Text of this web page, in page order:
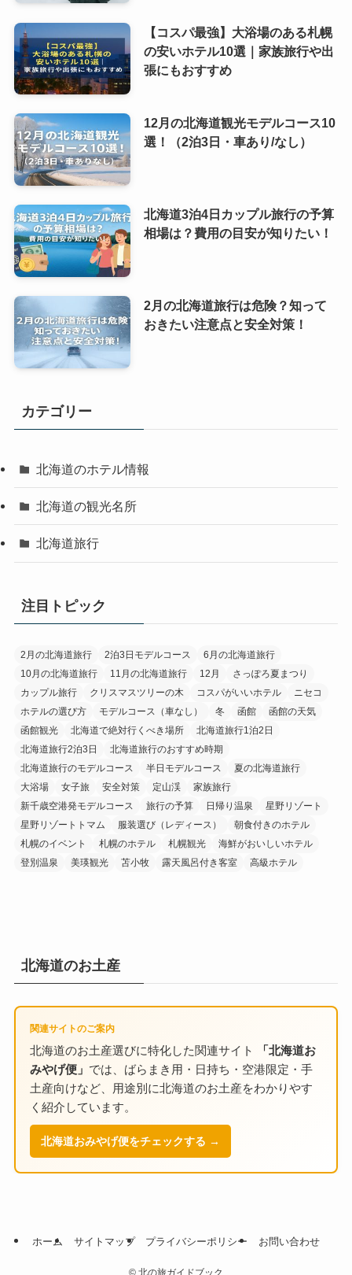
【コスパ最強】大浴場のある札幌
の安いホテル10選｜家族旅行や出
張にもおすすめ
12月の北海道観光モデルコース10
選！（2泊3日・車あり/なし）
北海道3泊4日カップル旅行の予算
相場は？費用の目安が知りたい！
2月の北海道旅行は危険？知って
おきたい注意点と安全対策！
カテゴリー
北海道のホテル情報
北海道の観光名所
北海道旅行
注目トピック
2月の北海道旅行 2泊3日モデルコース
6月の北海道旅行
10月の北海道旅行
11月の北海道旅行 12月
さっぽろ夏まつり
カップル旅行
クリスマスツリーの木 コスパがいいホテル
ニセコ
ホテルの選び方
モデルコース（車なし） 冬 函館
函館の天気
函館観光
北海道で絶対行くべき場所
北海道旅行1泊2日
北海道旅行2泊3日
北海道旅行のおすすめ時期
北海道旅行のモデルコース
半日モデルコース
夏の北海道旅行
大浴場
女子旅 安全対策 定山渓
家族旅行
新千歳空港発モデルコース
旅行の予算 日帰り温泉
星野リゾート
星野リゾートトマム
服装選び（レディース）
朝食付きのホテル
札幌のイベント
札幌のホテル 札幌観光
海鮮がおいしいホテル
登別温泉
美瑛観光 苫小牧 露天風呂付き客室 高級ホテル
北海道のお土産
関連サイトのご案内
北海道のお土産選びに特化した関連サイト
「北海道お
みやげ便」 では、ばらまき用・日持ち・空港限定・手
土産向けなど、用途別に北海道のお土産をわかりやす
く紹介しています。
北海道おみやげ便をチェックする →
ホーム サイトマップ プライバシーポリシー お問い合わせ
© 北の旅ガイドブック